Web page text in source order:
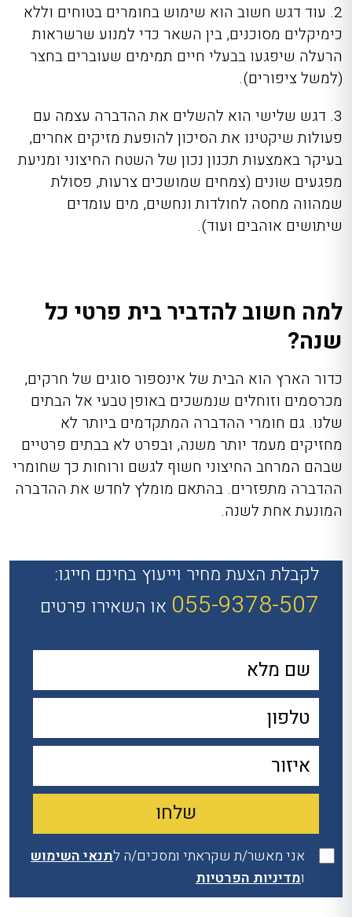
2. עוד דגש חשוב הוא שימוש בחומרים בטוחים וללא
כימיקלים מסוכנים, בין השאר כדי למנוע שרשראות
הרעלה שיפגעו בבעלי חיים תמימים שעוברים בחצר
(למשל ציפורים).
3. דגש שלישי הוא להשלים את ההדברה עצמה עם
פעולות שיקטינו את הסיכון להופעת מזיקים אחרים,
בעיקר באמצעות תכנון נכון של השטח החיצוני ומניעת
מפגעים שונים (צמחים שמושכים צרעות, פסולת
שמהווה מחסה לחולדות ונחשים, מים עומדים
שיתושים אוהבים ועוד).
למה חשוב להדביר בית פרטי כל
שנה?
כדור הארץ הוא הבית של אינספור סוגים של חרקים,
מכרסמים וזוחלים שנמשכים באופן טבעי אל הבתים
שלנו. גם חומרי ההדברה המתקדמים ביותר לא
מחזיקים מעמד יותר משנה, ובפרט לא בבתים פרטיים
שבהם המרחב החיצוני חשוף לגשם ורוחות כך שחומרי
ההדברה מתפזרים. בהתאם מומלץ לחדש את ההדברה
המונעת אחת לשנה.
לקבלת הצעת מחיר וייעוץ בחינם חייגו:
055-9378-507 או השאירו פרטים
אני מאשר/ת שקראתי ומסכים/ה לתנאי השימוש
ומדיניות הפרטיות